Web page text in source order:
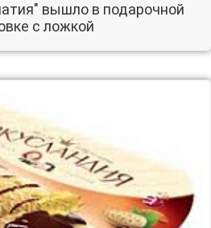
вышло в подарочной
с ложкой